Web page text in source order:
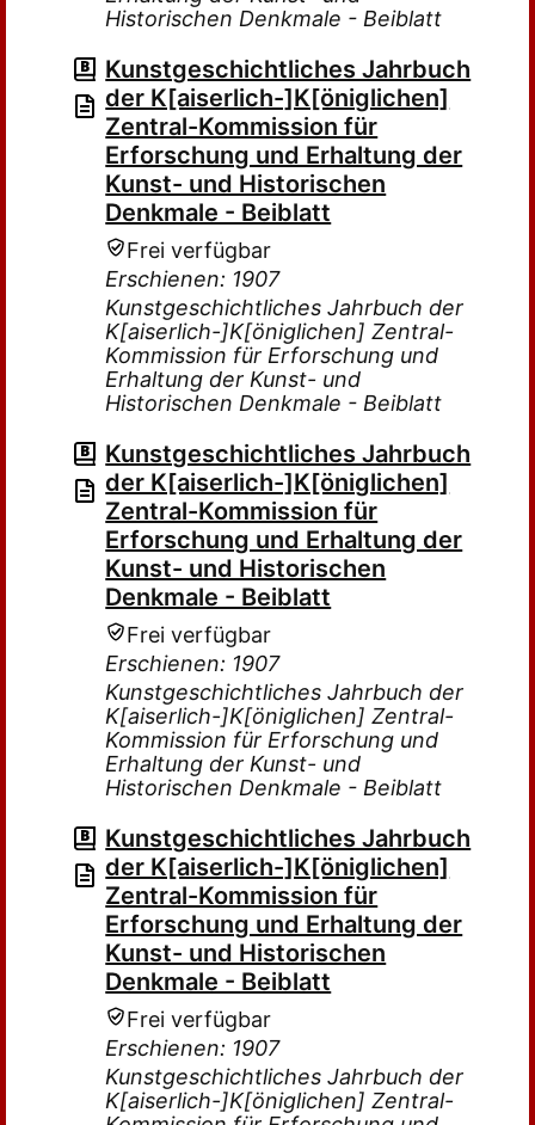
Historischen Denkmale - Beiblatt
Kunstgeschichtliches Jahrbuch
der K[aiserlich-]K[öniglichen]
Zentral-Kommission für
Erforschung und Erhaltung der
Kunst- und Historischen
Denkmale - Beiblatt
Frei verfügbar
Erschienen: 1907
Kunstgeschichtliches Jahrbuch der
K[aiserlich-]K[öniglichen] Zentral-
Kommission für Erforschung und
Erhaltung der Kunst- und
Historischen Denkmale - Beiblatt
Kunstgeschichtliches Jahrbuch
der K[aiserlich-]K[öniglichen]
Zentral-Kommission für
Erforschung und Erhaltung der
Kunst- und Historischen
Denkmale - Beiblatt
Frei verfügbar
Erschienen: 1907
Kunstgeschichtliches Jahrbuch der
K[aiserlich-]K[öniglichen] Zentral-
Kommission für Erforschung und
Erhaltung der Kunst- und
Historischen Denkmale - Beiblatt
Kunstgeschichtliches Jahrbuch
der K[aiserlich-]K[öniglichen]
Zentral-Kommission für
Erforschung und Erhaltung der
Kunst- und Historischen
Denkmale - Beiblatt
Frei verfügbar
Erschienen: 1907
Kunstgeschichtliches Jahrbuch der
K[aiserlich-]K[öniglichen] Zentral-